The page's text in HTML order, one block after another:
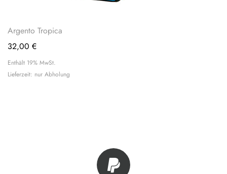
Argento Tropica
32,00 €
Enthält 19% MwSt.
Lieferzeit: nur Abholung